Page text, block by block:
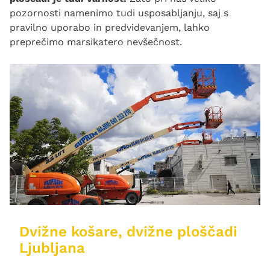
pozornosti namenimo tudi usposabljanju, saj s
pravilno uporabo in predvidevanjem, lahko
preprečimo marsikatero nevšečnost.
Dvižne košare, dvižne ploščadi
Ljubljana